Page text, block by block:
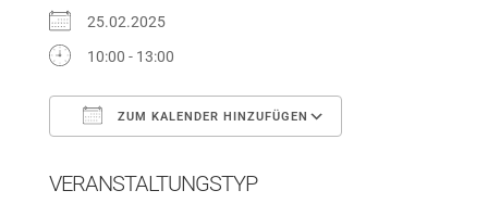
25.02.2025
10:00 - 13:00
ZUM KALENDER HINZUFÜGEN
VERANSTALTUNGSTYP